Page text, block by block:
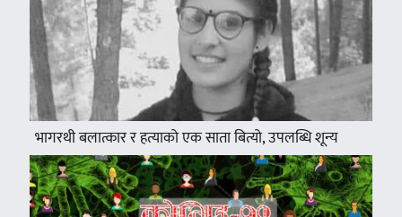
भागरथी बलात्कार र हत्याको एक साता बित्यो, उपलब्धि शून्य